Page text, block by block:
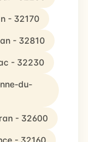
- 32170
- 32810
- 32230
du-
- 32600
- 32160